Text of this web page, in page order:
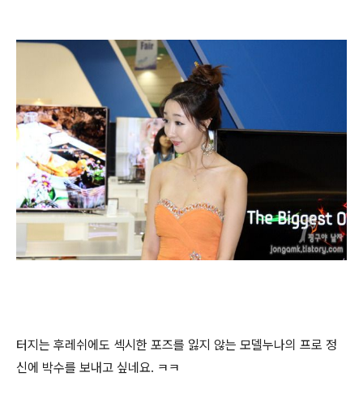
터지는 후레쉬에도 섹시한 포즈를 잃지 않는 모델누나의 프로 정
신에 박수를 보내고 싶네요. ㅋㅋ